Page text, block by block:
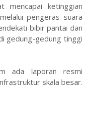
mencapai ketinggian
pengeras suara
bibir pantai dan
gedung-gedung tinggi
ada laporan resmi
skala besar.